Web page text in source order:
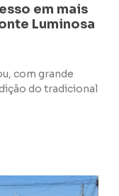
em mais
Luminosa
com grande
do tradicional